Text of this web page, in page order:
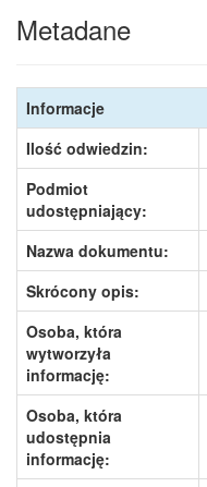
Metadane
Informacje
Ilość odwiedzin:
Podmiot
udostępniający:
Nazwa dokumentu:
Skrócony opis:
Osoba, która
wytworzyła
informację:
Osoba, która
udostępnia
informację: